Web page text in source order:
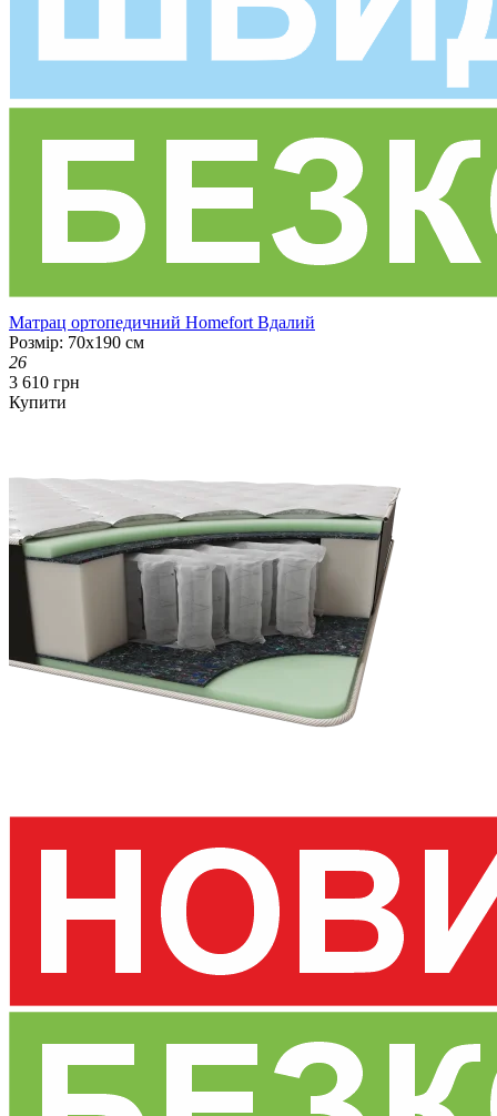
Матрац ортопедичний Homefort Вдалий
Розмір: 70х190 см
26
3 610 грн
Купити